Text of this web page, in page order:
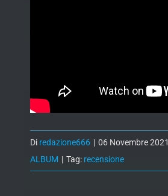
Di redazione666 | 06 Novembre 2021
ALBUM | Tag: recensione